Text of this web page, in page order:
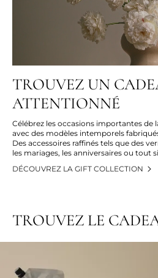
TROUVEZ UN
ATTENTIONNÉ
Célébrez les occasions importantes de
avec des modèles intemporels
Des accessoires raffinés tels que des
les mariages, les anniversaires ou tout
DÉCOUVREZ LA GIFT COLLECTION
TROUVEZ LE